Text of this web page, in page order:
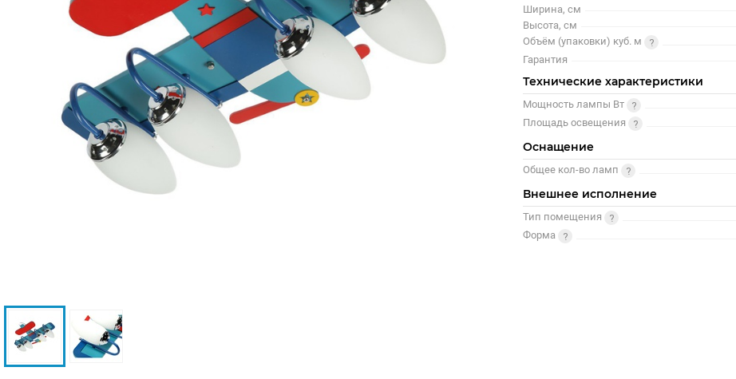
Ширина, см
Высота, см
Объём (упаковки) куб. м
Гарантия
Технические характеристики
Мощность лампы Вт
Площадь освещения
Оснащение
Общее кол-во ламп
Внешнее исполнение
Тип помещения
Форма